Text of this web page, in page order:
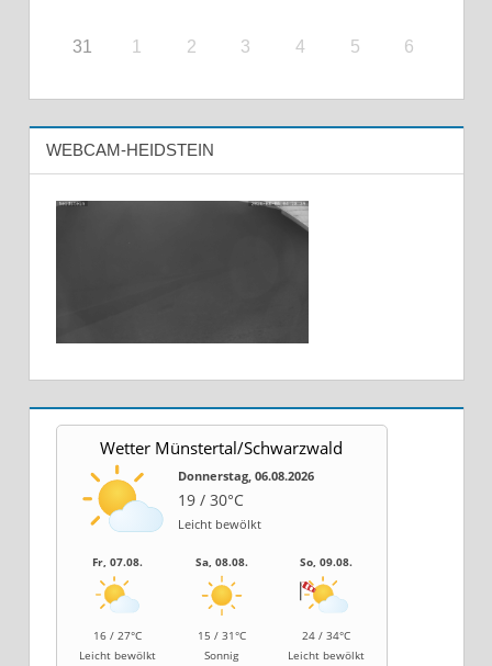
31 1 2 3 4 5 6
WEBCAM-HEIDSTEIN
Wetter Münstertal/Schwarzwald
Donnerstag, 06.08.2026
19 / 30°C
Leicht bewölkt
Fr, 07.08.
16 / 27°C
Leicht bewölkt
Sa, 08.08.
15 / 31°C
Sonnig
So, 09.08.
24 / 34°C
Leicht bewölkt